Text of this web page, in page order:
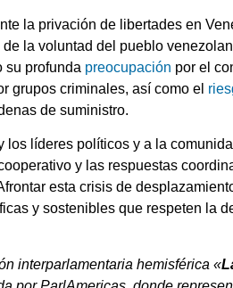
la privación de libertades en
la voluntad del pueblo
su profunda preocupación por el
grupos criminales, así como el
de suministro.
los líderes políticos y a la
y las respuestas
esta crisis de
y sostenibles que respeten la
interparlamentaria hemisférica «